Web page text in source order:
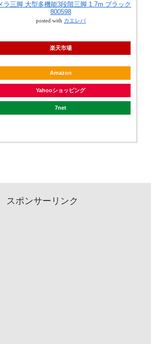
ラ三脚 大型多機能3段階三脚 1.7m ブラック
800598
posted with カエレバ
楽天市場
Amazon
Yahooショッピング
7net
スポンサーリンク